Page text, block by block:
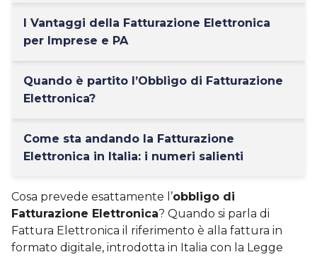
I Vantaggi della Fatturazione Elettronica
per Imprese e PA
Quando è partito l’Obbligo di Fatturazione
Elettronica?
Come sta andando la Fatturazione
Elettronica in Italia: i numeri salienti
Cosa prevede esattamente l’obbligo di
Fatturazione Elettronica? Quando si parla di
Fattura Elettronica il riferimento è alla fattura in
formato digitale, introdotta in Italia con la Legge